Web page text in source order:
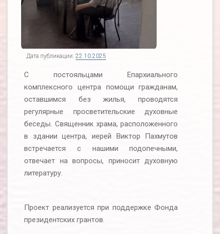
Дата публикации:22.10.2025
С постояльцами Епархиального
комплексного центра помощи гражданам,
оставшимся без жилья, проводятся
регулярные просветительские духовные
беседы. Священник храма, расположенного
в здании центра, иерей Виктор Пахмутов
встречается с нашими подопечными,
отвечает на вопросы, приносит духовную
литературу.
Проект реализуется при поддержке Фонда
президентских грантов.